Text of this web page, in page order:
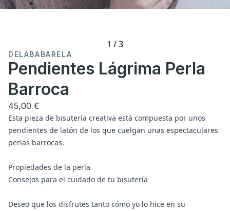
1 /3
DELABABARELA
Pendientes Lágrima Perla
Barroca
45,00 €
Esta pieza de bisutería creativa está compuesta por unos
pendientes de latón de los que cuelgan unas espectaculares
perlas barrocas.
Propiedades de la perla
Consejos para el cuidado de tu bisutería
Deseo que los disfrutes tanto cómo yo lo hice en su